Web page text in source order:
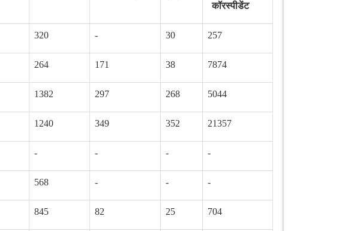
कॉरस्पीडेंट
320 - 30 257
264 171 38 7874
1382 297 268 5044
1240 349 352 21357
- - - -
568 - - -
845 82 25 704